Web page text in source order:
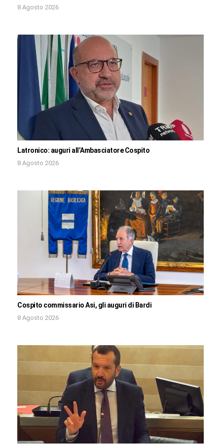
8 Agosto 2026
Latronico: auguri all’Ambasciatore Cospito
8 Agosto 2026
Cospito commissario Asi, gli auguri di Bardi
8 Agosto 2026